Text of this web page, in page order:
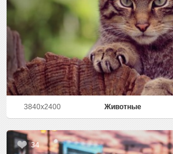
3840x2400 Животные
34